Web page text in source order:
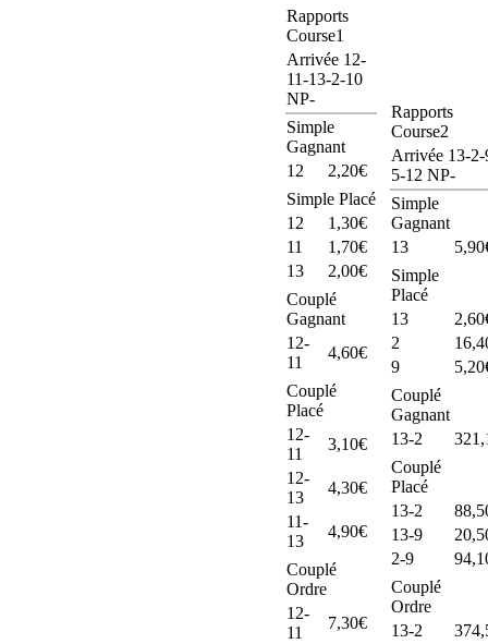
Rapports
Course1
Arrivée 12-
11-13-2-10
NP-
Simple
Gagnant
12
2,20€
Simple Placé
12
1,30€
11
1,70€
13
2,00€
Couplé
Gagnant
12-
11
4,60€
Couplé
Placé
12-
11
3,10€
12-
13
4,30€
11-
13
4,90€
Couplé
Ordre
12-
11
7,30€
Rapports
Course2
Arrivée 13-2-
5-12 NP-
Simple
Gagnant
13
Simple
Placé
13
2
9
Couplé
Gagnant
13-2
Couplé
Placé
13-2
13-9
2-9
Couplé
Ordre
13-2